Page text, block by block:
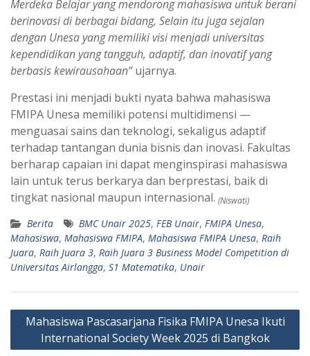
Merdeka Belajar yang mendorong mahasiswa untuk berani
berinovasi di berbagai bidang, Selain itu juga sejalan
dengan Unesa yang memiliki visi menjadi universitas
kependidikan yang tangguh, adaptif, dan inovatif yang
berbasis kewirausahaan”ujarnya.
Prestasi ini menjadi bukti nyata bahwa mahasiswa
FMIPA Unesa memiliki potensi multidimensi —
menguasai sains dan teknologi, sekaligus adaptif
terhadap tantangan dunia bisnis dan inovasi. Fakultas
berharap capaian ini dapat menginspirasi mahasiswa
lain untuk terus berkarya dan berprestasi, baik di
tingkat nasional maupun internasional. (Niswati)
Berita BMC Unair 2025, FEB Unair, FMIPA Unesa,
Mahasiswa, Mahasiswa FMIPA, Mahasiswa FMIPA Unesa, Raih
Juara, Raih Juara 3, Raih Juara 3 Business Model Competition di
Universitas Airlangga, S1 Matematika, Unair
Navigasi
Mahasiswa Pascasarjana Fisika FMIPA Unesa Ikuti
International Society Week 2025 di Bangkok